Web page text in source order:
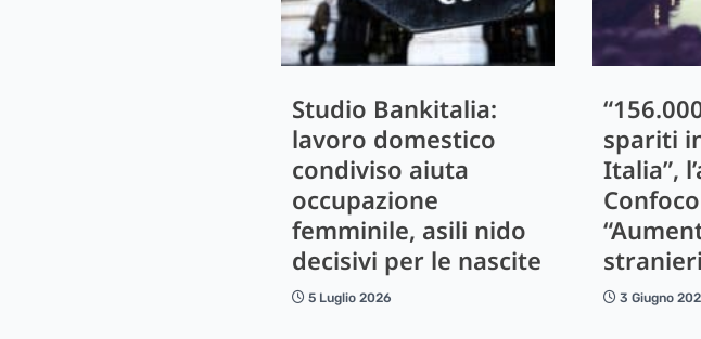
Studio Bankitalia:
lavoro domestico
condiviso aiuta
occupazione
femminile, asili nido
decisivi per le nascite
5 Luglio 2026
spariti
Italia”,
3 Giugno